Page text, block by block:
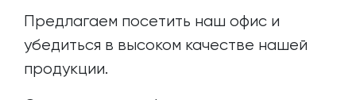
Предлагаем посетить наш офис и
убедиться в высоком качестве нашей
продукции.